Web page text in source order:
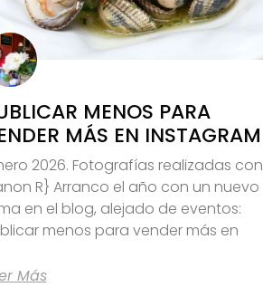
MENOS PARA
MÁS EN INSTAGRAM
2026. Fotografías realizadas con
R} Arranco el año con un nuevo
en el blog, alejado de eventos:
menos para vender más en
Más